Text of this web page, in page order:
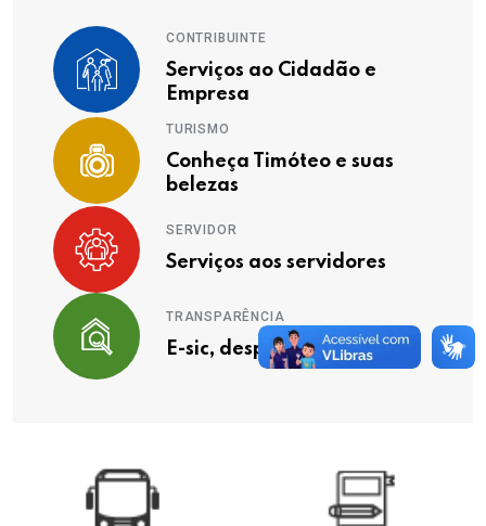
CONTRIBUINTE
Serviços ao Cidadão e
Empresa
TURISMO
Conheça Timóteo e suas
belezas
SERVIDOR
Serviços aos servidores
TRANSPARÊNCIA
E-sic, despesas, receitas ...